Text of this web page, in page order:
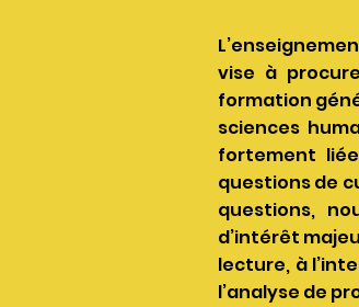
vise à
formation
sciences
fortement
questions de
questions,
d’intérêt
lecture, à
l’analyse de